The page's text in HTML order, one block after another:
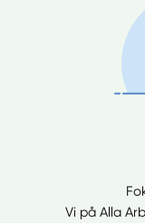
Vi på Alla